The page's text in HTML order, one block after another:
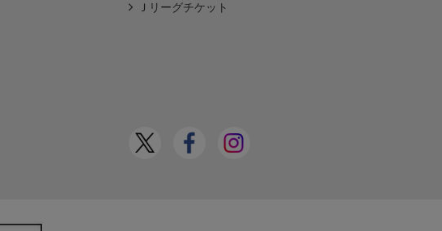
Ｊリーグチケット